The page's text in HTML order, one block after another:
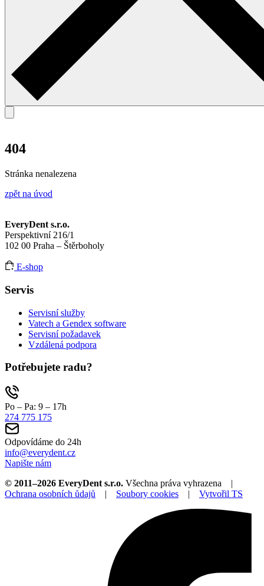
404
Stránka nenalezena
zpět na úvod
EveryDent s.r.o.
Perspektivní 216/1
102 00 Praha – Štěrboholy
E-shop
Servis
Servisní služby
Vatech a Gendex software
Servisní požadavek
Vzdálená podpora
Potřebujete radu?
Po – Pa: 9 – 17h
274 775 175
Odpovídáme do 24h
info@everydent.cz
Napište nám
© 2011–2026 EveryDent s.r.o. Všechna práva vyhrazena |
Ochrana osobních ůdajů | Soubory cookies | Vytvořil TS